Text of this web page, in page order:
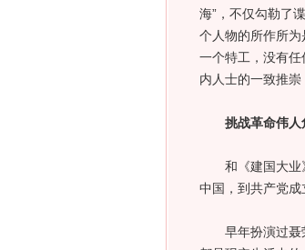
海”，不仅勾勒了
个人物的所作所为
一个特工，没有
内人士的一致推崇
挑战革命伟人
和《建国大业》
中国，到共产党成
早年扮演过聂荣